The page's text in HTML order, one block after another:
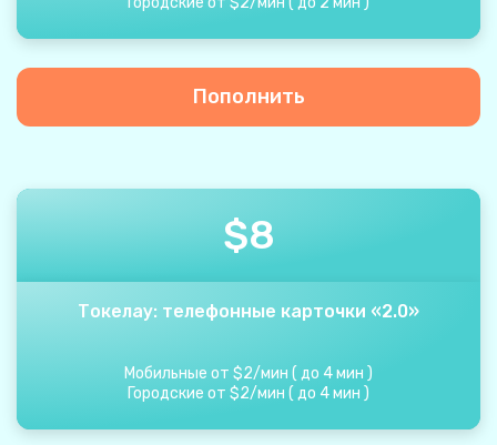
Пополнить
$8
Токелау: телефонные карточки «2.0»
Мобильные от $2/мин ( до 4мин )
Городские от $2/мин ( до 4мин )